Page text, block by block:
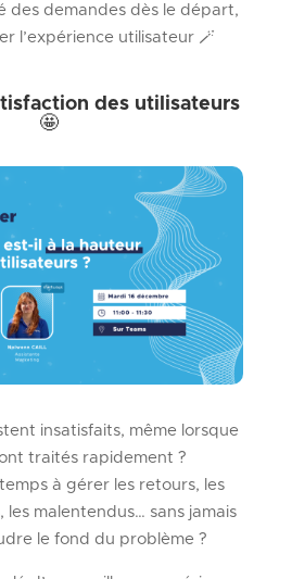
des demandes dès le départ,
l’expérience utilisateur 🪄
des utilisateurs
🤩​
insatisfaits, même lorsque
traités rapidement ?
à gérer les retours, les
les malentendus… sans jamais
le fond du problème ?